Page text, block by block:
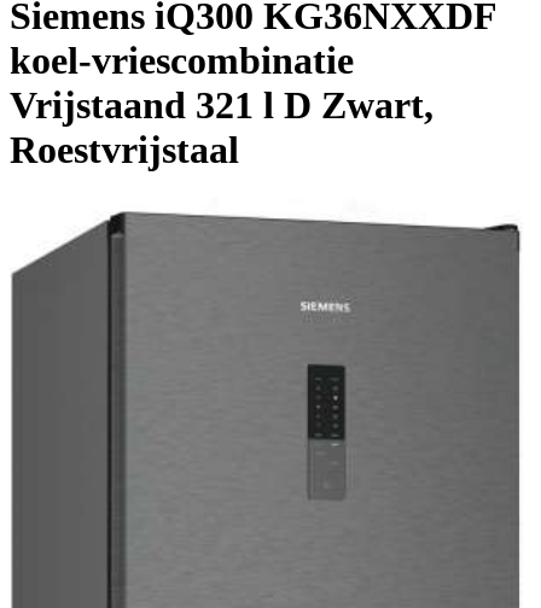
Siemens iQ300 KG36NXXDF
koel-vriescombinatie
Vrijstaand 321 l D Zwart,
Roestvrijstaal